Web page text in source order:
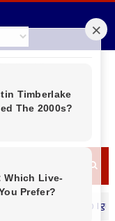
Rio Bonito do Iguaçu -